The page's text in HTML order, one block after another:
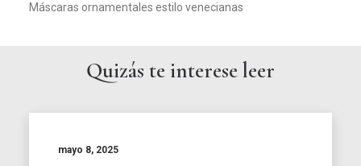
Máscaras ornamentales estilo venecianas
Quizás te interese leer
mayo 8, 2025